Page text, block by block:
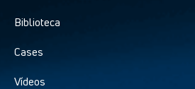
Biblioteca
Cases
Vídeos